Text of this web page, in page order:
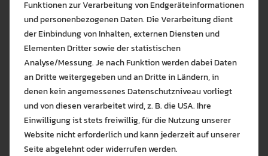
overstretching or diluting the concept of personal
identity.
Dean Zimmerman is Professor of Philosophy at Rutgers
University (New Jersey). He is one of the
internationally leading figures in contemporary
metaphysics of persons and works especially on
questions of personal identity, time, and resurrection.
The event is part of an initiative to internationalize the
field of Catholic Theology / Religious Education.
Funktionen zur Verarbeitung von Endgeräteinformationen
und personenbezogenen Daten. Die Verarbeitung dient
der Einbindung von Inhalten, externen Diensten und
Elementen Dritter sowie der statistischen
Analyse/Messung. Je nach Funktion werden dabei Daten
an Dritte weitergegeben und an Dritte in Ländern, in
denen kein angemessenes Datenschutzniveau vorliegt
und von diesen verarbeitet wird, z. B. die USA. Ihre
Einwilligung ist stets freiwillig, für die Nutzung unserer
Website nicht erforderlich und kann jederzeit auf unserer
Seite abgelehnt oder widerrufen werden.
Bitte wählen Sie
Die auf der Website verwendeten
Lernen Sie mehr
Alle erlauben